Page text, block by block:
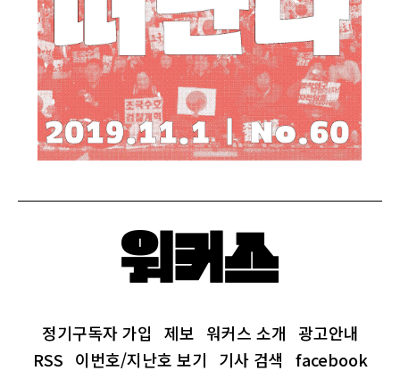
정기구독자 가입 제보 워커스 소개 광고안내
RSS 이번호/지난호 보기 기사 검색 facebook